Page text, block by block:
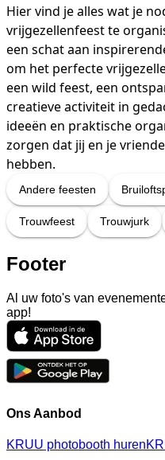
Hier vind je alles wat je
vrijgezellenfeest te
een schat aan
om het perfecte
een wild feest, een
creatieve activiteit in
ideeën en praktische
zorgen dat jij en je
hebben.
Andere feesten
Trouwfeest Trouwjurk
Footer
Al uw foto's van
app!
Ons Aanbod
KRUU photobooth huren